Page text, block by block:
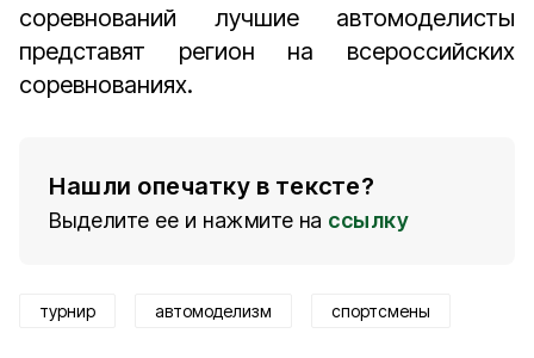
соревнований лучшие автомоделисты
представят регион на всероссийских
соревнованиях.
Нашли опечатку в тексте?
Выделите ее и нажмите на ссылку
турнир автомоделизм спортсмены